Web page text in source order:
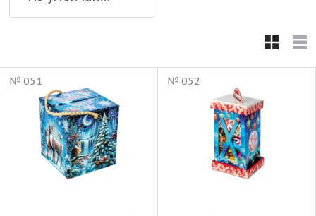
№ 051 № 052